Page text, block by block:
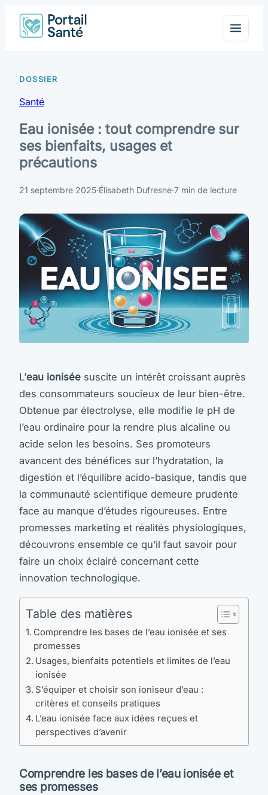
Santé
Eau ionisée : tout comprendre sur
ses bienfaits, usages et
précautions
21 septembre 2025·Élisabeth Dufresne·7 min de lecture
L’eau ionisée suscite un intérêt croissant auprès
des consommateurs soucieux de leur bien-être.
Obtenue par électrolyse, elle modifie le pH de
l’eau ordinaire pour la rendre plus alcaline ou
acide selon les besoins. Ses promoteurs
avancent des bénéfices sur l’hydratation, la
digestion et l’équilibre acido-basique, tandis que
la communauté scientifique demeure prudente
face au manque d’études rigoureuses. Entre
promesses marketing et réalités physiologiques,
découvrons ensemble ce qu’il faut savoir pour
faire un choix éclairé concernant cette
innovation technologique.
Table des matières
Comprendre les bases de l’eau ionisée et ses
promesses
Usages, bienfaits potentiels et limites de l’eau
ionisée
S’équiper et choisir son ioniseur d’eau :
critères et conseils pratiques
L’eau ionisée face aux idées reçues et
perspectives d’avenir
Comprendre les bases de l’eau ionisée et
ses promesses